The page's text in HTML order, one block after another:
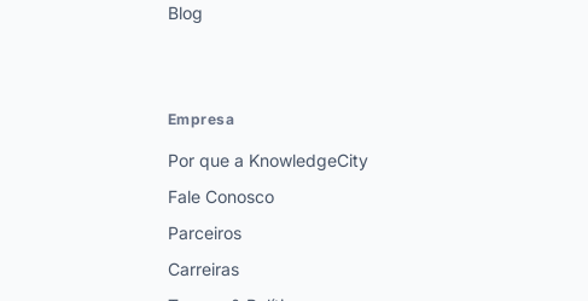
Blog
Empresa
Por que a KnowledgeCity
Fale Conosco
Parceiros
Carreiras